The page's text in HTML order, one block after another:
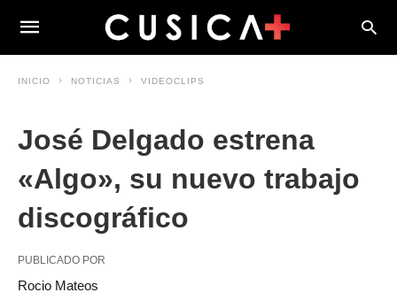
INICIO NOTICIAS VIDEOCLIPS
José Delgado estrena
«Algo», su nuevo trabajo
discográfico
PUBLICADO POR
Rocio Mateos